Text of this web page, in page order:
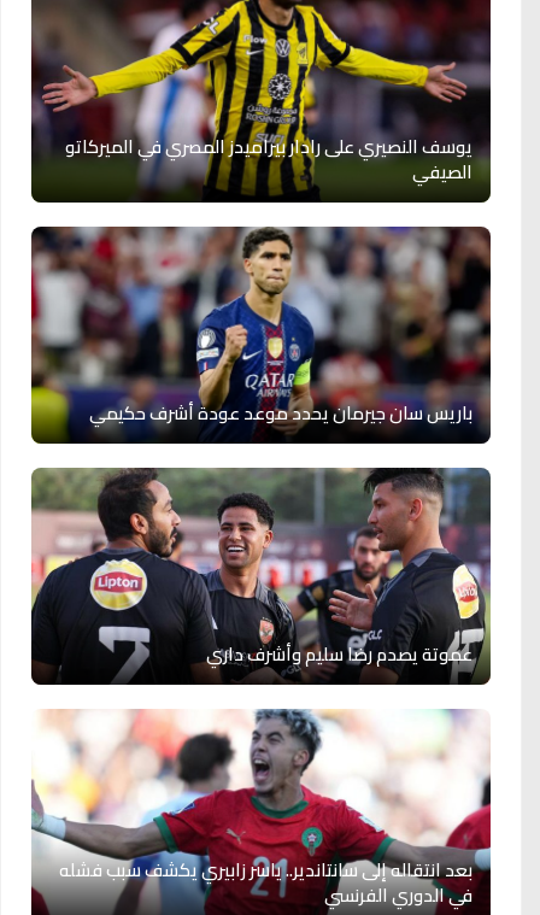
يوسف النصيري على رادار بيراميدز المصري في الميركاتو
الصيفي
باريس سان جيرمان يحدد موعد عودة أشرف حكيمي
عموتة يصدم رضا سليم وأشرف داري
بعد انتقاله إلى سانتاندير.. ياسر زابيري يكشف سبب فشله
في الدوري الفرنسي